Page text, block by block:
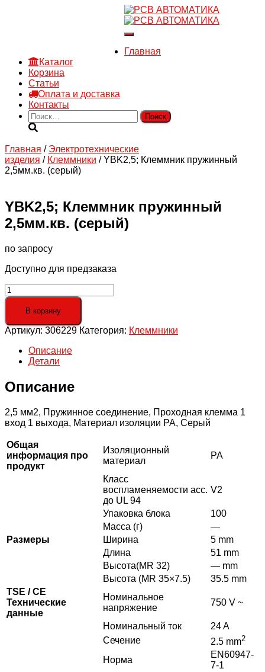
Войти
Переключить
навигацию
Главная
Каталог
Корзина
Статьи
Оплата и доставка
Контакты
Найти:
Главная / Электротехнические
изделия / Клеммники / YBK2,5; Клеммник пружинный
2,5мм.кв. (серый)
YBK2,5; Клеммник пружинный
2,5мм.кв. (серый)
по запросу
Доступно для предзаказа
Количество
товара
YBK2,5;
Клеммник
пружинный
(серый)
В корзину
Артикул: 306229 Категория: Клеммники
Описание
Детали
Описание
2,5 мм2, Пружинное соединение, Проходная клемма 1
вход 1 выхода, Материал изоляции PA, Серый
Общая
информация про
продукт
Изоляционный
материал
PA
Класс
воспламеняемости acc.
до UL 94
V2
Упаковка блока
100
Масса (г)
—
Размеры
Ширина
5 mm
Длина
51 mm
Высота(MR 32)
— mm
Высота (MR 35×7.5)
35.5 mm
TSE / CE
Технические
данные
Номинальное
напряжение
750 V ~
Номинальный ток
24 A
Сечение
2.5 mm2
Норма
EN60947-
7-1